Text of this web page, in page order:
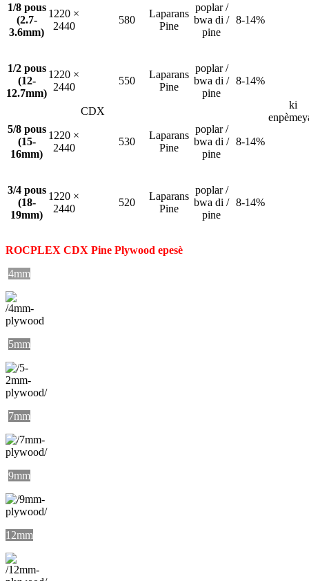
1/8 pous
(2.7-
3.6mm)
1220 ×
2440
CDX
580
Laparans
Pine
poplar /
bwa di /
pine
8-14%
ki
1/2 pous
(12-
12.7mm)
1220 ×
2440
550
Laparans
Pine
poplar /
bwa di /
pine
8-14%
5/8 pous
(15-
16mm)
1220 ×
2440
530
Laparans
Pine
poplar /
bwa di /
pine
8-14%
3/4 pous
(18-
19mm)
1220 ×
2440
520
Laparans
Pine
poplar /
bwa di /
pine
8-14%
ROCPLEX CDX Pine Plywood epesè
4mm
5mm
7mm
9mm
12mm